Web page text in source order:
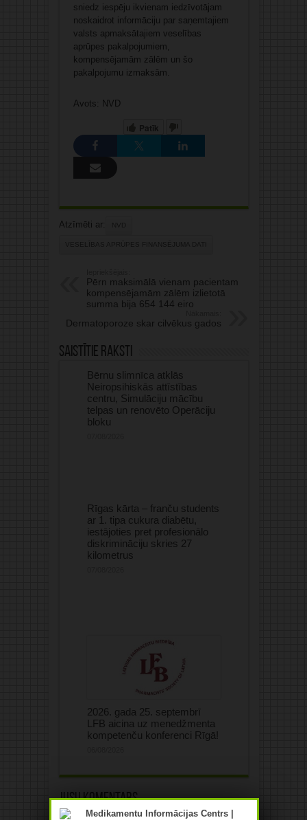
sniedz iespēju ikvienam iedzīvotājam
noskaidrot informāciju par saņemtajiem
valsts apmaksātajiem veselības
aprūpes pakalpojumiem,
kompensējamām zālēm un šo
pakalpojumu izmaksām.
Avots: NVD
Patīk
Atzīmēti ar: NVD
VESELĪBAS APRŪPES FINANSĒJUMA DATI
Pērn maksimālā vienam pacientam
kompensējamām zālēm izlietotā
summa bija 654 144 eiro
Dermatoporoze skar cilvēkus gados
Saistītie raksti
Bērnu slimnīca atklās
Neiropsihiskās attīstības
centru, Simulāciju mācību
telpas un renovēto Operāciju
bloku
Rīgas kārta – franču students
ar 1. tipa cukura diabētu,
iestājoties pret profesionālo
diskrimināciju skries 27
kilometrus
2026. gada 25. septembrī
LFB aicina uz menedžmenta
kompetenču konferenci Rīgā!
Jūsu komentārs